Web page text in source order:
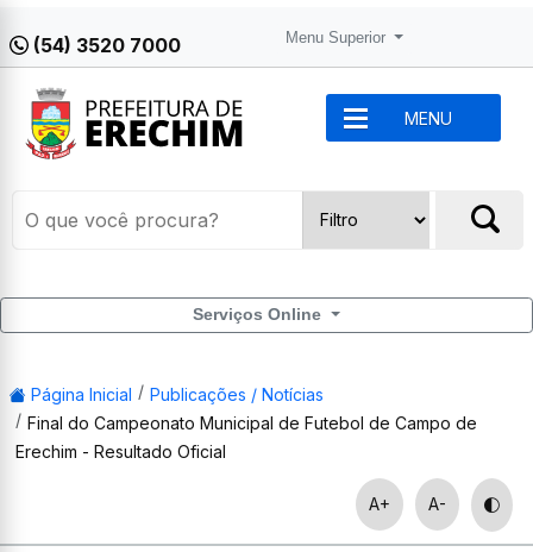
(54) 3520 7000 Menu Superior
MENU
Serviços Online
Página Inicial
Publicações / Notícias
Final do Campeonato Municipal de Futebol de Campo de
Erechim - Resultado Oficial
A+ A-